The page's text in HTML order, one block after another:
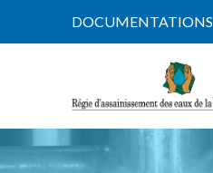
DOCUMENTATIONS